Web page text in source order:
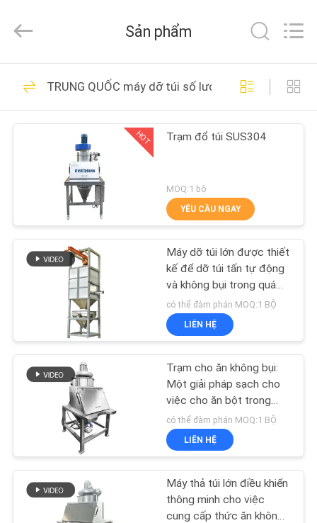
NHÀ
CÁC
HƯỚNG
DẪN
CHÚNG
TÔI
MÁY
Machinery
(Henan)
All
Reserved.
Máy sàng lọc rung
185
Máy sàng lọc
84
Máy sàng lọc
Tumbler
100
Sản phẩm
TRUNG QUỐC máy dỡ túi số lượng lớn
HOT Trạm đổ túi SUS304
MOQ:1 bộ
YÊU CẦU NGAY
Máy dỡ túi lớn được thiết
kế để dỡ túi tấn tự động
và không bụi trong quá
trình xử lý vật liệu dạng
bột và dạng hạt
có thể đàm phán MOQ:1 BỘ
LIÊN HỆ
Trạm cho ăn không bụi:
Một giải pháp sạch cho
việc cho ăn bột trong
ngành công nghiệp thực
phẩm và hóa chất
có thể đàm phán MOQ:1 BỘ
LIÊN HỆ
Máy thả túi lớn điều khiển
thông minh cho việc
cung cấp thức ăn không